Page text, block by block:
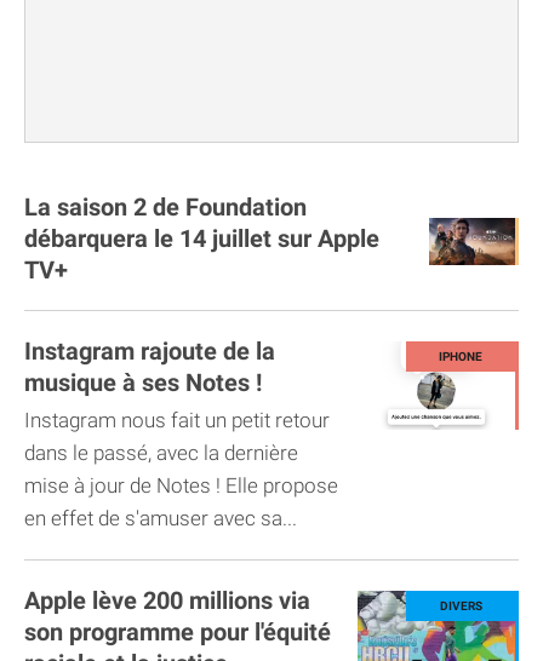
La saison 2 de Foundation
débarquera le 14 juillet sur Apple
TV+
Instagram rajoute de la
musique à ses Notes !
Instagram nous fait un petit retour
dans le passé, avec la dernière
mise à jour de Notes ! Elle propose
en effet de s'amuser avec sa...
Apple lève 200 millions via
son programme pour l'équité